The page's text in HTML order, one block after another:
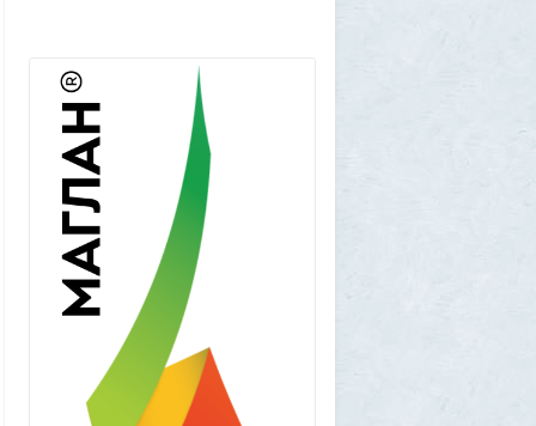
Frumas
5 августа 2026, 20:06
Форма имеет значение: один капризный
клиент или как появились чипсы
5 августа 2026, 16:29
Новые закрытые контейнерные
площадки протестируют в Магадане
Frumas 5 августа 2026, 01:12
2000 лет никто не замечал, а ИИ увидел:
как технологии помогают археологам
восстановить то, что считалось
1
5 августа 2026, 01:11
Китайских роботов-гуманоидов запретят